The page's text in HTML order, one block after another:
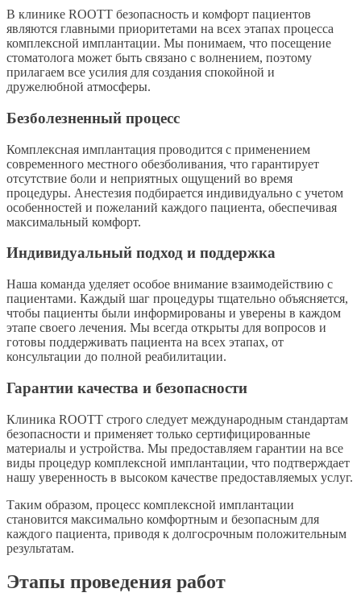
В клинике ROOTT безопасность и комфорт пациентов
являются главными приоритетами на всех этапах процесса
комплексной имплантации. Мы понимаем, что посещение
стоматолога может быть связано с волнением, поэтому
прилагаем все усилия для создания спокойной и
дружелюбной атмосферы.
Безболезненный процесс
Комплексная имплантация проводится с применением
современного местного обезболивания, что гарантирует
отсутствие боли и неприятных ощущений во время
процедуры. Анестезия подбирается индивидуально с учетом
особенностей и пожеланий каждого пациента, обеспечивая
максимальный комфорт.
Индивидуальный подход и поддержка
Наша команда уделяет особое внимание взаимодействию с
пациентами. Каждый шаг процедуры тщательно объясняется,
чтобы пациенты были информированы и уверены в каждом
этапе своего лечения. Мы всегда открыты для вопросов и
готовы поддерживать пациента на всех этапах, от
консультации до полной реабилитации.
Гарантии качества и безопасности
Клиника ROOTT строго следует международным стандартам
безопасности и применяет только сертифицированные
материалы и устройства. Мы предоставляем гарантии на все
виды процедур комплексной имплантации, что подтверждает
нашу уверенность в высоком качестве предоставляемых услуг.
Таким образом, процесс комплексной имплантации
становится максимально комфортным и безопасным для
каждого пациента, приводя к долгосрочным положительным
результатам.
Этапы проведения работ